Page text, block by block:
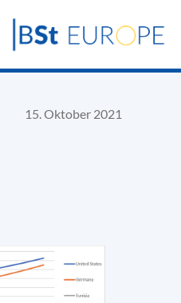
15. Oktober 2021